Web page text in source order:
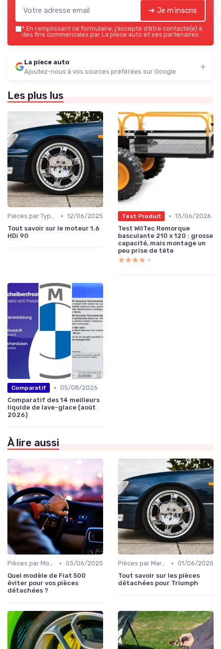
➔ Je m'inscris
* En remplissant ce formulaire, j’accepte d’être contacté(e) à
des fins commerciales par La piece auto et ses partenaires.
La piece auto
Ajoutez-nous à vos sources préférées sur Google
Les plus lus
Pièces par Type (Freins, Moteur, etc.) • 12/06/2025
Tout savoir sur le moteur 1.6
HDi 90
Test Produit • 13/06/2026
Test WilTec Remorque
basculante 210 x 120 : grosse
capacité, mais montage un
peu prise de tête
★★★★★
★★★★★
Comparatif • 05/08/2026
Comparatif des 14 meilleurs
liquide de lave-glace (août
2026)
À lire aussi
Pièces par Modèle de Voiture • 03/06/2025
Quel modèle de Fiat 500
éviter pour vos pièces
détachées ?
Pièces par Marque de Voiture • 01/06/2025
Tout savoir sur les pièces
détachées pour Triumph